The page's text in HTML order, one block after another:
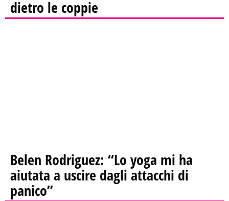
dietro le coppie
Belen Rodriguez: “Lo yoga mi ha
aiutata a uscire dagli attacchi di
panico”